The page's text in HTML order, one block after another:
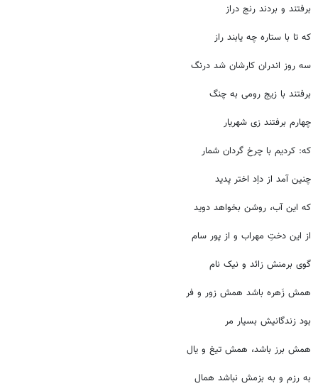
برفتند و بردند رنج دراز
که تا با ستاره چه یابند راز
سه روز اندران کارشان شد درنگ
برفتند با زیج رومی به چنگ
چهارم برفتند زی شهریار
که: کردیم با چرخ گردان شمار
چنین آمد از داِد اختر پدید
که این آب، روشن بخواهد دوید
از این دختِ مهراب و از پور سام
گوی برمنش زائد و نیک نام
همش زَهره باشد همش زور و فر
بود زندگانیش بسیار مر
همش برز باشد، همش تیغ و یال
به رزم و به بزمش نباشد همال